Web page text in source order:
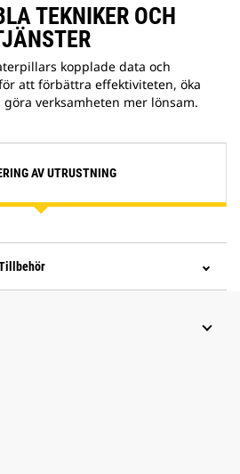
TEKNIKER OCH
kopplade data och
att förbättra effektiviteten, öka
verksamheten mer lönsam.
AV UTRUSTNING